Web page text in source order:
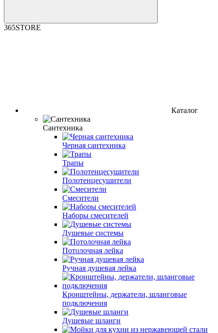
365STORE
Каталог
Сантехника
Черная сантехника
Трапы
Полотенцесушители
Смесители
Наборы смесителей
Душевые системы
Потолочная лейка
Ручная душевая лейка
Кронштейны, держатели, шланговые
подключения
Душевые шланги